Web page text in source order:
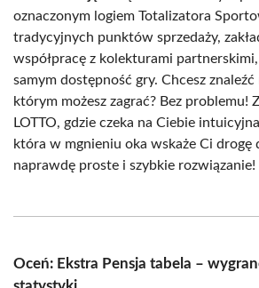
oznaczonym logiem Totalizatora
tradycyjnych punktów sprzedaży,
współpracę z kolekturami
samym dostępność gry. Chcesz
którym możesz zagrać? Bez problemu!
LOTTO, gdzie czeka na Ciebie
która w mgnieniu oka wskaże Ci drogę
naprawdę proste i szybkie rozwiązanie!
Oceń: Ekstra Pensja tabela –